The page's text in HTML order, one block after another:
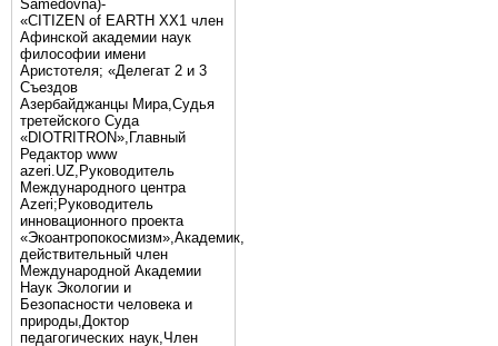
Samedovna)-
«CITIZEN of EARTH XX1 член
Афинской академии наук
философии имени
Аристотеля; «Делегат 2 и 3
Съездов
Азербайджанцы Мира,Судья
третейского Суда
«DIOTRITRON»,Главный
Редактор www
azeri.UZ,Руководитель
Международного центра
Аzeri;Руководитель
инновационного проекта
«Экоантропокосмизм»,Академик,
действительный член
Международной Академии
Наук Экологии и
Безопасности человека и
природы,Доктор
педагогических наук,Член